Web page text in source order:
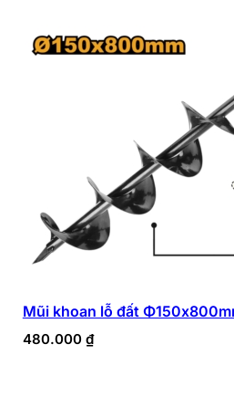
Mũi khoan lỗ đất
480.000 ₫